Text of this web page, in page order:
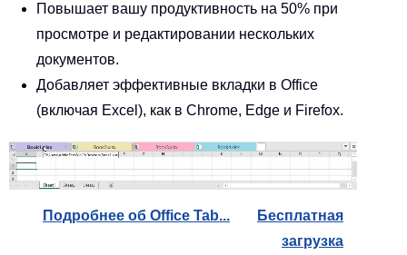
Повышает вашу продуктивность на 50% при
просмотре и редактировании нескольких
документов.
Добавляет эффективные вкладки в Office
(включая Excel), как в Chrome, Edge и Firefox.
Подробнее об Office Tab...
Бесплатная
загрузка